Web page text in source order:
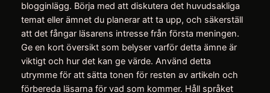
blogginlägg. Börja med att diskutera det huvudsakliga
temat eller ämnet du planerar att ta upp, och säkerställ
att det fångar läsarens intresse från första meningen.
Ge en kort översikt som belyser varför detta ämne är
viktigt och hur det kan ge värde. Använd detta
utrymme för att sätta tonen för resten av artikeln och
förbereda läsarna för vad som kommer. Håll språket